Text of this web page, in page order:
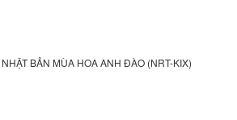
BẢN MÙA HOA ANH ĐÀO (NRT-KIX)